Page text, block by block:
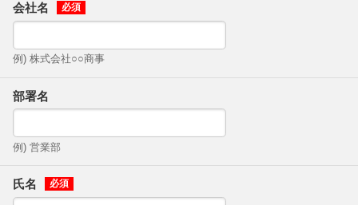
会社名
例) 株式会社○○商事
部署名
例) 営業部
氏名